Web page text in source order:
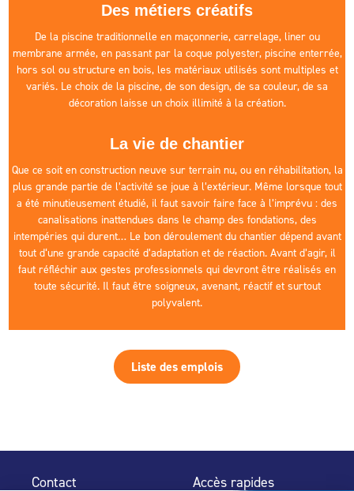
Des métiers créatifs
De la piscine traditionnelle en maçonnerie, carrelage, liner ou
membrane armée, en passant par la coque polyester, piscine enterrée,
hors sol ou structure en bois, les matériaux utilisés sont multiples et
variés. Le choix de la piscine, de son design, de sa couleur, de sa
décoration laisse un choix illimité à la création.
La vie de chantier
Que ce soit en construction neuve sur terrain nu, ou en réhabilitation, la
plus grande partie de l’activité se joue à l’extérieur. Même lorsque tout
a été minutieusement étudié, il faut savoir faire face à l’imprévu : des
canalisations inattendues dans le champ des fondations, des
intempéries qui durent… Le bon déroulement du chantier dépend avant
tout d‘une grande capacité d’adaptation et de réaction. Avant d’agir, il
faut réfléchir aux gestes professionnels qui devront être réalisés en
toute sécurité. Il faut être soigneux, avenant, réactif et surtout
polyvalent.
Liste des emplois
Contact Accès rapides